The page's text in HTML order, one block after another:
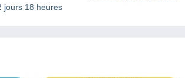
jours 18 heures